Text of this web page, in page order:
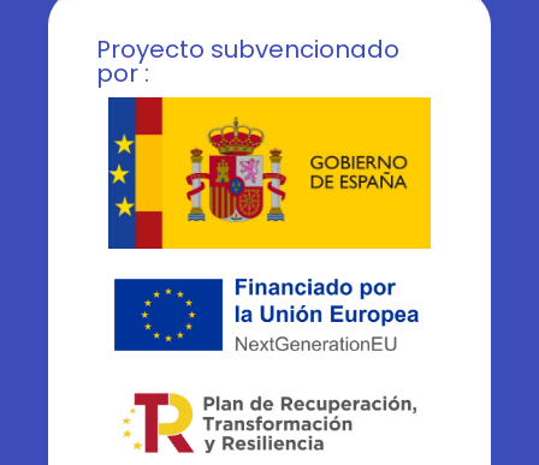
Proyecto subvencionado
por :